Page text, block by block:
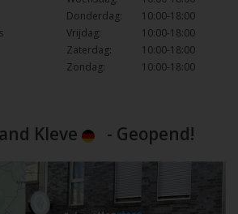
Donderdag:
10:00-18:00
Vrijdag:
10:00-18:00
Zaterdag:
10:00-18:00
Zondag:
10:00-18:00
Kleve - Geopend!